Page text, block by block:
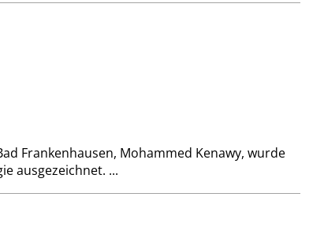
Frankenhausen, Mohammed Kenawy, wurde
ausgezeichnet. ...